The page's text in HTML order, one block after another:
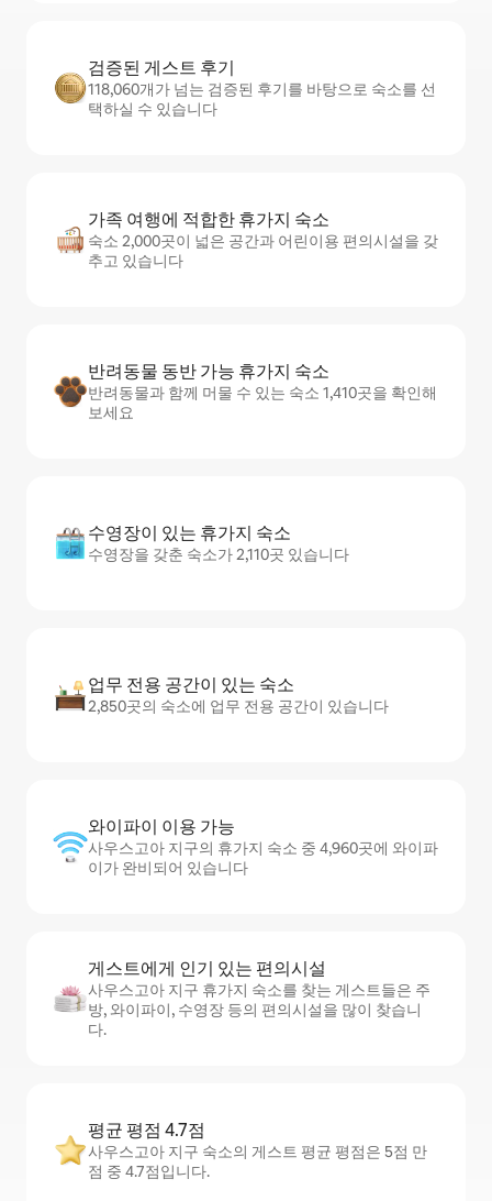
검증된 게스트 후기
118,060개가 넘는 검증된 후기를 바탕으로 숙소를 선
택하실 수 있습니다
가족 여행에 적합한 휴가지 숙소
숙소 2,000곳이 넓은 공간과 어린이용 편의시설을 갖
추고 있습니다
반려동물 동반 가능 휴가지 숙소
반려동물과 함께 머물 수 있는 숙소 1,410곳을 확인해
보세요
수영장이 있는 휴가지 숙소
수영장을 갖춘 숙소가 2,110곳 있습니다
업무 전용 공간이 있는 숙소
2,850곳의 숙소에 업무 전용 공간이 있습니다
와이파이 이용 가능
사우스고아 지구의 휴가지 숙소 중 4,960곳에 와이파
이가 완비되어 있습니다
게스트에게 인기 있는 편의시설
사우스고아 지구 휴가지 숙소를 찾는 게스트들은 주
방, 와이파이, 수영장 등의 편의시설을 많이 찾습니
다.
평균 평점 4.7점
사우스고아 지구 숙소의 게스트 평균 평점은 5점 만
점 중 4.7점입니다.